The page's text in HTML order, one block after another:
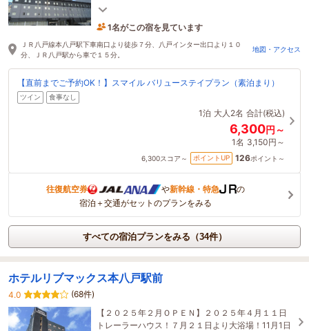
公会堂まで徒歩３分
1名がこの宿を見ています
4時間前に予約されました
ＪＲ八戸線本八戸駅下車南口より徒歩７分、八戸インター出口より１０
分、ＪＲ八戸駅から車で１５分。
地図・アクセス
【直前までご予約OK！】スマイル バリューステイプラン（素泊まり）
ツイン 食事なし
1泊 大人2名 合計(税込)
6,300円～
1名 3,150円～
6,300スコア～ ポイントUP 126ポイント～
往復航空券 や新幹線・特急
の
宿泊＋交通がセットのプランをみる
すべての宿泊プランをみる（34件）
ホテルリブマックス本八戸駅前
4.0
(68件)
【２０２５年２月ＯＰＥＮ】２０２５年４月１１日
トレーラーハウス！７月２１日より大浴場！11月1日